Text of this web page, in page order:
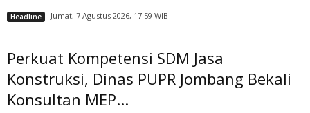
Headline Jumat, 7 Agustus 2026, 17:59 WIB
Perkuat Kompetensi SDM Jasa
Konstruksi, Dinas PUPR Jombang Bekali
Konsultan MEP...